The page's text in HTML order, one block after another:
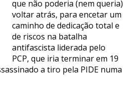
que não poderia (nem queria)
voltar atrás, para encetar um
caminho de dedicação total e
de riscos na batalha
antifascista liderada pelo
PCP, que iria terminar em 19
a tiro pela PIDE numa